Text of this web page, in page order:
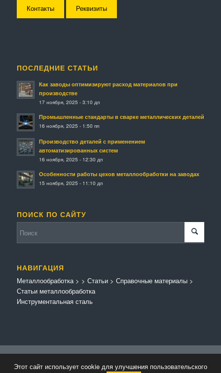
Контакты Реквизиты
ПОСЛЕДНИЕ СТАТЬИ
Как заводы оптимизируют расход материалов при
производстве
17 ноября, 2025 - 3:10 дп
Промышленные стандарты в сварке металлических деталей
16 ноября, 2025 - 1:50 пп
Производство деталей с применением
автоматизированных систем
16 ноября, 2025 - 12:30 дп
Особенности работы цехов металлообработки на заводах
15 ноября, 2025 - 11:10 дп
ПОИСК ПО САЙТУ
НАВИГАЦИЯ
Металлообработка>
Статьи металлообработка
> Статьи> Справочные материалы>
Инструментальная сталь
Kriesi
Этот сайт использует cookie для улучшения пользовательского